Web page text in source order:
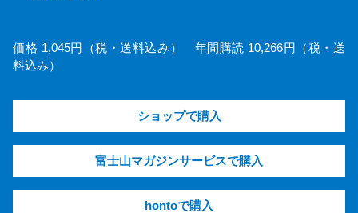
価格 1,045円（税・送料込み） 年間購読 10,266円（税・送
料込み）
ショップで購入
富士山マガジンサービスで購入
hontoで購入